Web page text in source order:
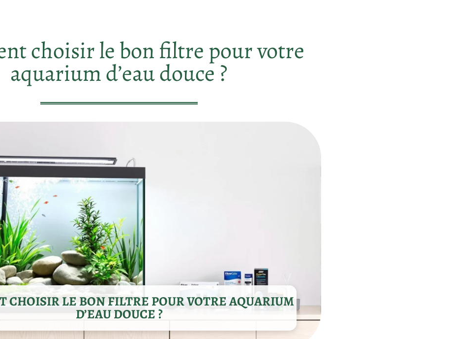
choisir le bon filtre pour votre
aquarium d’eau douce ?
CHOISIR LE BON FILTRE POUR VOTRE AQUARIUM
D’EAU DOUCE ?